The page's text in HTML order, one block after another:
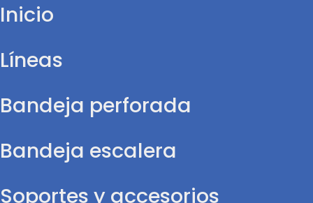
Inicio
Líneas
Bandeja perforada
Bandeja escalera
Soportes y accesorios